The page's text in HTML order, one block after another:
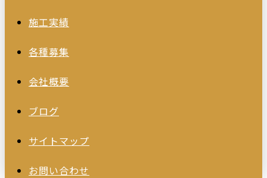
施工実績
各種募集
会社概要
ブログ
サイトマップ
お問い合わせ